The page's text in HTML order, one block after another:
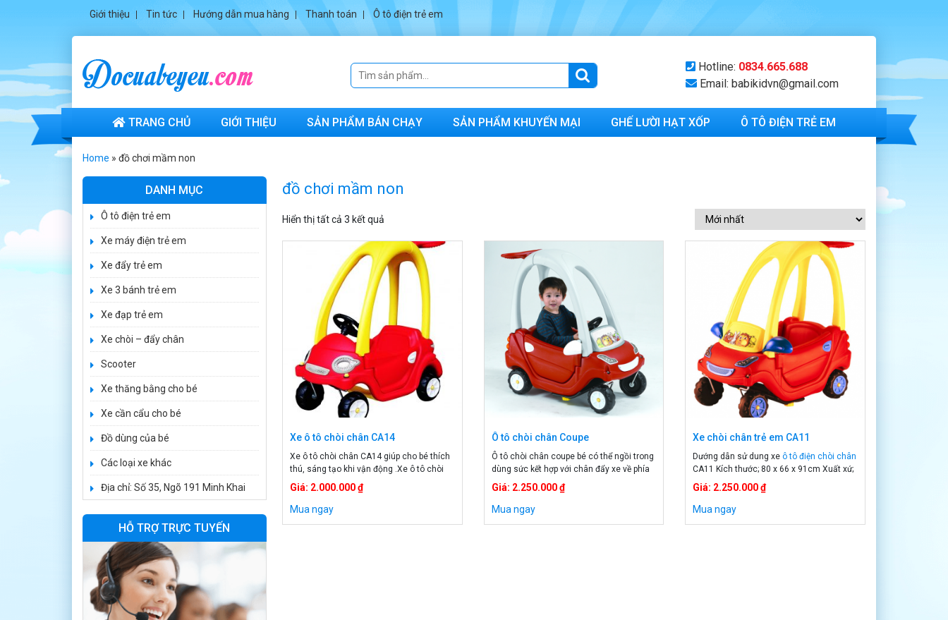
Giới thiệu Tin tức Hướng dẫn mua hàng Thanh toán Ô tô điện trẻ em
Hotline: 0834.665.688
Email: babikidvn@gmail.com
TRANG CHỦ GIỚI THIỆU SẢN PHẨM BÁN CHẠY SẢN PHẨM KHUYẾN MẠI GHẾ LƯỜI HẠT XỐP Ô TÔ ĐIỆN TRẺ EM
Home » đồ chơi mầm non
đồ chơi mầm non
Hiển thị tất cả 3 kết quả
Xe ô tô chòi chân CA14
Xe ô tô chòi chân CA14 giúp cho bé thích
thú, sáng tạo khi vận động .Xe ô tô chòi
chân giúp bé năng động và sáng tạo hơn
khi chơi. Chiếc xe có màu sắc sặc sỡ và
bền màu, sẽ thu hút và khiến cho bé thích
Giá: 2.000.000 ₫
Mua ngay
Ô tô chòi chân Coupe
Ô tô chòi chân coupe bé có thể ngồi trong
dùng sức kết hợp với chân đẩy xe về phía
trước hoặc bé ngồi trong bố, mẹ đẩy bé đi
chơi Kích thước; 86* 66*91 cm Dùng cho
ben trên 1 tuổi
Giá: 2.250.000 ₫
Mua ngay
Xe chòi chân trẻ em CA11
Dướng dẫn sử dung xeô tô điện chòi chân
CA11 Kích thước; 80 x 66 x 91cm Xuất xứ;
Đài Loan Màu sắc; vằng, đỏ Bé ngồi trong
xe dùng sức kết hợp với chân đẩy về phía
trước Bé ngồi trong xe bố mẹ đẩy bé đi
Giá: 2.250.000 ₫
Mua ngay
DANH MỤC
Ô tô điện trẻ em
Xe máy điện trẻ em
Xe đẩy trẻ em
Xe 3 bánh trẻ em
Xe đạp trẻ em
Xe chòi – đẩy chân
Scooter
Xe thăng bằng cho bé
Xe cần cẩu cho bé
Đồ dùng của bé
Các loại xe khác
Địa chỉ: Số 35, Ngõ 191 Minh Khai
HỖ TRỢ TRỰC TUYẾN
Xe ô tô điện trẻ
J2988
em địa hình
M666
2.850.000 ₫
Xe máy điện trẻ
em BJQ-M03
1.650.000 ₫
1.950.000 ₫